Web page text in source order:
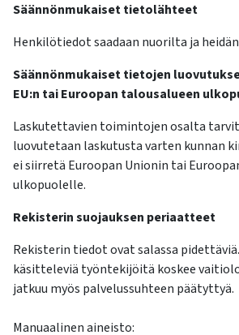
Säännönmukaiset tietolähteet
Henkilötiedot saadaan nuorilta ja
Säännönmukaiset tietojen
EU:n tai Euroopan talousalueen
Laskutettavien toimintojen osalta
luovutetaan laskutusta varten kunnan
ei siirretä Euroopan Unionin tai
ulkopuolelle.
Rekisterin suojauksen periaatteet
Rekisterin tiedot ovat salassa
käsitteleviä työntekijöitä koskee
jatkuu myös palvelussuhteen päätyttyä.
Manuaalinen aineisto: